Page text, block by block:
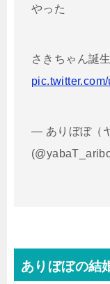
やった
さきちゃん誕
— ありぼぼ（
ありぼぼの結